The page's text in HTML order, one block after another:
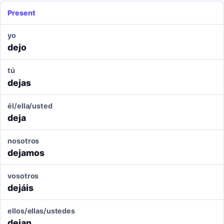
Present
yo
dejo
tú
dejas
él/ella/usted
deja
nosotros
dejamos
vosotros
dejáis
ellos/ellas/ustedes